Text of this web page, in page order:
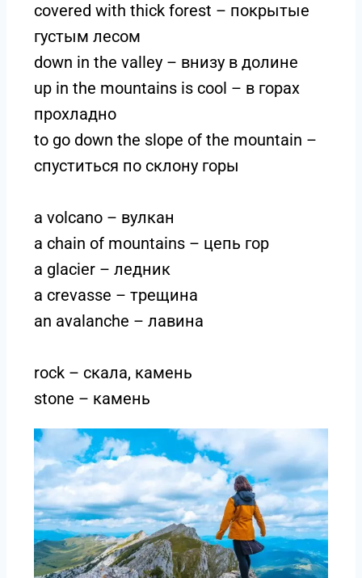
covered with thick forest – покрытые
густым лесом
down in the valley – внизу в долине
up in the mountains is cool – в горах
прохладно
to go down the slope of the mountain –
спуститься по склону горы
a volcano – вулкан
a chain of mountains – цепь гор
a glacier – ледник
a crevasse – трещина
an avalanche – лавина
rock – скала, камень
stone – камень